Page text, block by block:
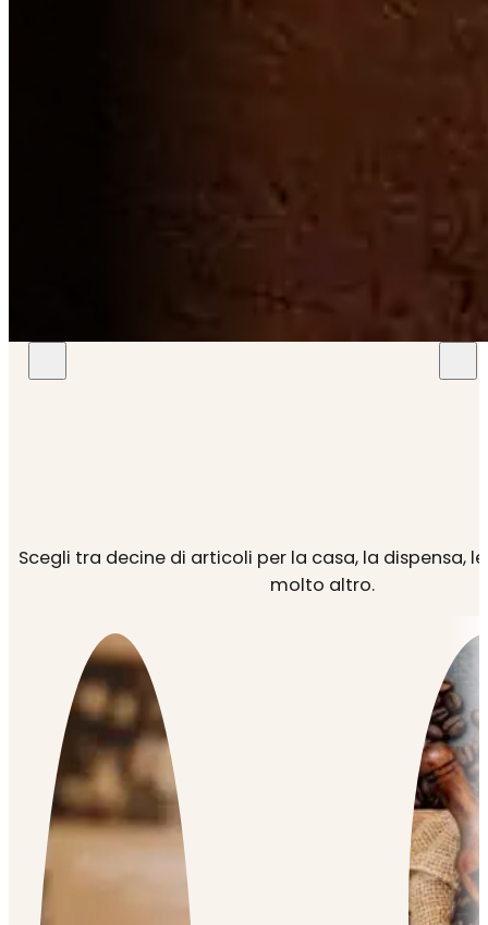
Scegli tra decine di articoli per la casa, la dispensa,
molto altro.